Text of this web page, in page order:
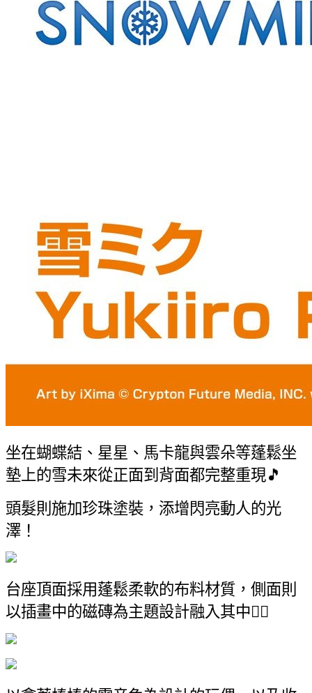
坐在蝴蝶結、星星、馬卡龍與雲朵等蓬鬆坐
墊上的雪未來從正面到背面都完整重現🎵
頭髮則施加珍珠塗裝，添增閃亮動人的光
澤！
台座頂面採用蓬鬆柔軟的布料材質，側面則
以插畫中的磁磚為主題設計融入其中👌🏻